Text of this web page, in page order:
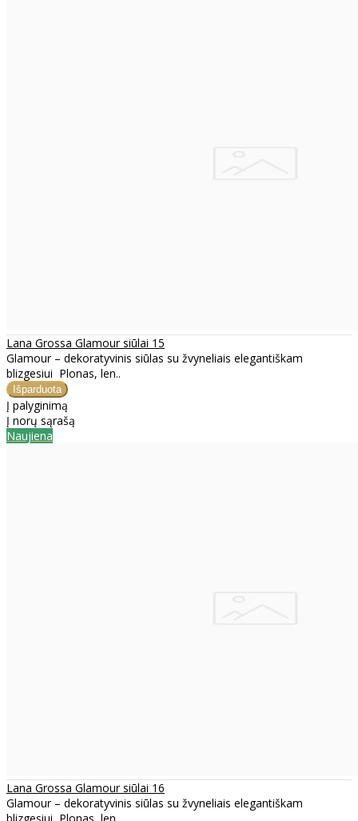
Lana Grossa Glamour siūlai 15
Glamour – dekoratyvinis siūlas su žvyneliais elegantiškam
blizgesiui Plonas, len..
Į palyginimą
Į norų sąrašą
Naujiena
Lana Grossa Glamour siūlai 16
Glamour – dekoratyvinis siūlas su žvyneliais elegantiškam